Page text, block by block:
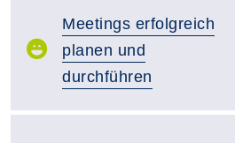
Meetings erfolgreich
planen und
durchführen